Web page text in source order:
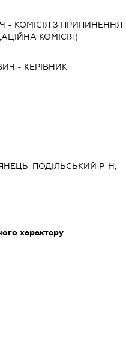
- КОМІСІЯ З ПРИПИНЕННЯ
КОМІСІЯ)
- КЕРІВНИК
ПОДІЛЬСЬКИЙ Р-Н,
характеру